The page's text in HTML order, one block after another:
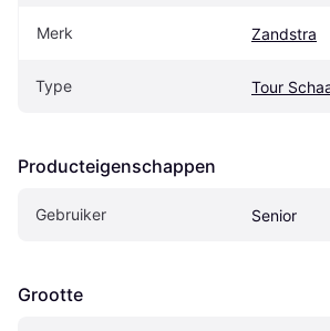
Merk Zandstra
Type Tour
Producteigenschappen
Gebruiker Senior
Grootte